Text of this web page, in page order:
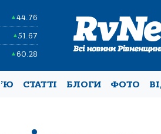
▲44.76
▲51.67
▲60.28
СТАТТІ БЛОГИ ФОТО